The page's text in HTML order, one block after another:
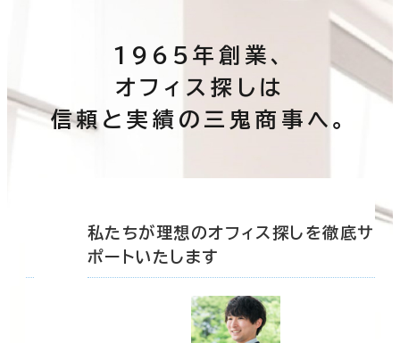
1965年創業、
オフィス探しは
信頼と実績の三鬼商事へ。
私たちが理想のオフィス探しを徹底サ
ポートいたします